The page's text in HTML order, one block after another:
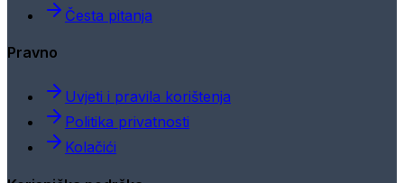
Česta pitanja
Pravno
Uvjeti i pravila korištenja
Politika privatnosti
Kolačići